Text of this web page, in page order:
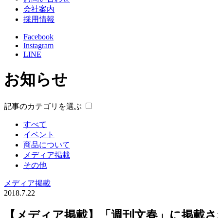
会社案内
採用情報
Facebook
Instagram
LINE
お知らせ
記事のカテゴリを選ぶ
すべて
イベント
商品について
メディア掲載
その他
メディア掲載
2018.7.22
【メディア掲載】「週刊文春」に掲載